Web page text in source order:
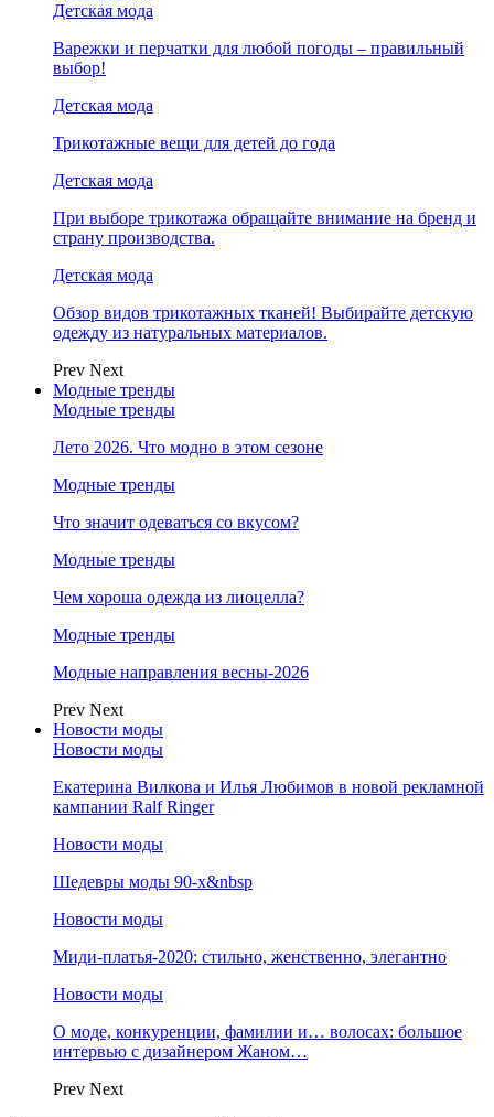
Детская мода
Варежки и перчатки для любой погоды – правильный
выбор!
Детская мода
Трикотажные вещи для детей до года
Детская мода
При выборе трикотажа обращайте внимание на бренд и
страну производства.
Детская мода
Обзор видов трикотажных тканей! Выбирайте детскую
одежду из натуральных материалов.
Prev Next
Модные тренды
Модные тренды
Лето 2026. Что модно в этом сезоне
Модные тренды
Что значит одеваться со вкусом?
Модные тренды
Чем хороша одежда из лиоцелла?
Модные тренды
Модные направления весны-2026
Prev Next
Новости моды
Новости моды
Екатерина Вилкова и Илья Любимов в новой рекламной
кампании Ralf Ringer
Новости моды
Шедевры моды 90-х&nbsp
Новости моды
Миди-платья-2020: стильно, женственно, элегантно
Новости моды
О моде, конкуренции, фамилии и… волосах: большое
интервью с дизайнером Жаном…
Prev Next